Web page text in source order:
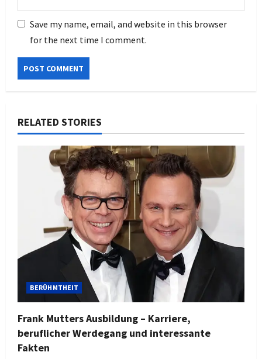
Save my name, email, and website in this browser
for the next time I comment.
RELATED STORIES
BERÜHMTHEIT
Frank Mutters Ausbildung – Karriere,
beruflicher Werdegang und interessante
Fakten